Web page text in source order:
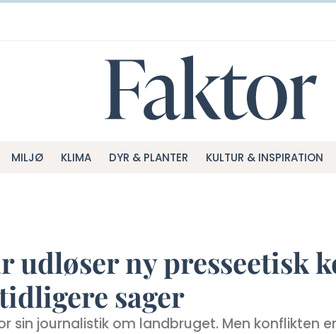
MILJØ KLIMA DYR & PLANTER KULTUR & INSPIRATION
udløser ny presseetisk
sager
sin journalistik om landbruget. Men konflikten